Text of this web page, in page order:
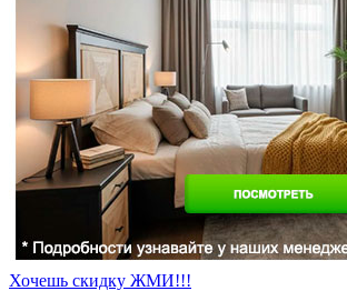
Хочешь скидку ЖМИ!!!